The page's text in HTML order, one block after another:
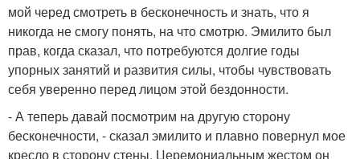
мой черед смотреть в бесконечность и знать, что я
никогда не смогу понять, на что смотрю. Эмилито был
прав, когда сказал, что потребуются долгие годы
упорных занятий и развития силы, чтобы чувствовать
себя уверенно перед лицом этой бездонности.
- А теперь давай посмотрим на другую сторону
бесконечности, - сказал эмилито и плавно повернул мое
кресло в сторону стены. Церемониальным жестом он